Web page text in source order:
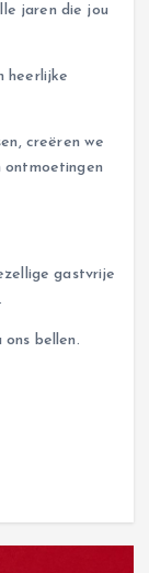
jaren die jou
heerlijke
creëren we
ontmoetingen
gastvrije
bellen.